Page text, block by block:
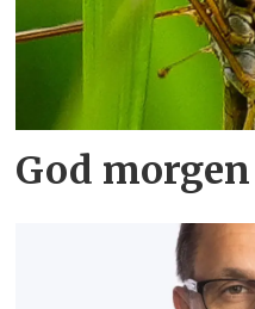
God